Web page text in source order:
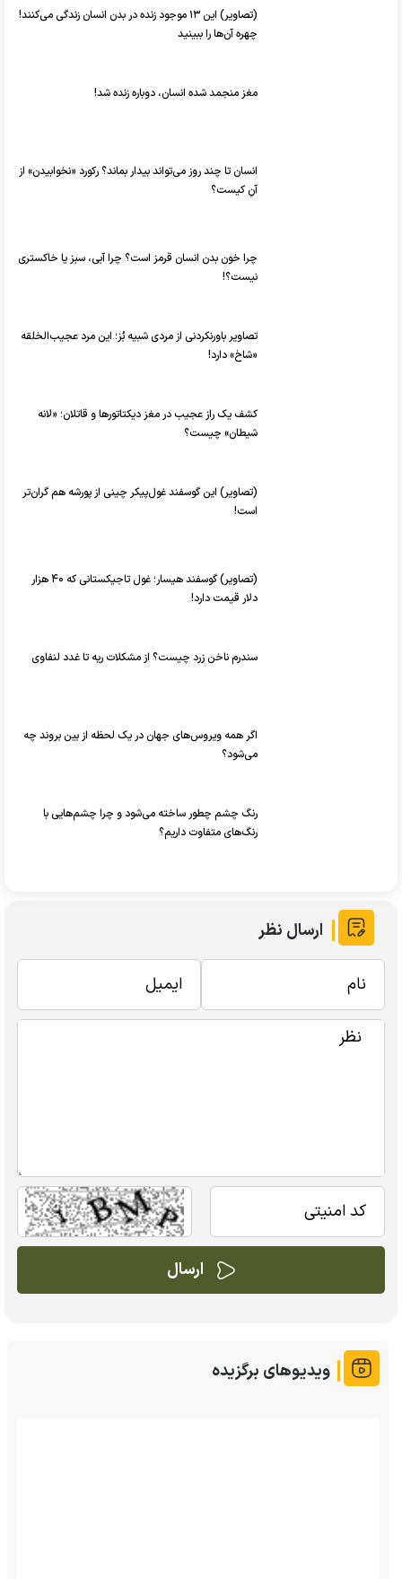
(تصاویر) این ۱۳ موجود زنده در بدن انسان زندگی می‌کنند!
چهره آن‎‌ها را ببینید
مغز منجمد شده انسان، دوباره زنده شد!
انسان تا چند روز می‌تواند بیدار بماند؟ رکورد «نخوابیدن» از
آنِ کیست؟
چرا خون بدن انسان قرمز است؟ چرا آبی، سبز یا خاکستری
نیست؟!
تصاویر باورنکردنی از مردی شبیه بُز؛ این مرد عجیب‌الخلقه
«شاخ» دارد!
کشف یک راز عجیب در مغز دیکتاتور‌ها و قاتلان؛ «لانه
شیطان» چیست؟
(تصاویر) این گوسفند غول‌پیکر چینی از پورشه هم گران‌تر
است!
(تصاویر) گوسفند هیسار؛ غول‌ تاجیکستانی که ۴۰ هزار
دلار قیمت دارد!
سندرم ناخن زرد چیست؟ از مشکلات ریه تا غدد لنفاوی
اگر همه ویروس‌های جهان در یک لحظه از بین بروند چه
می‌شود؟
رنگ چشم چطور ساخته می‌شود و چرا چشم‌هایی با
رنگ‌های متفاوت داریم؟
ارسال نظر
ویدیوهای برگزیده